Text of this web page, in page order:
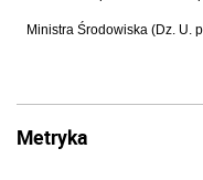
Ministra Środowiska (Dz. U.
Metryka